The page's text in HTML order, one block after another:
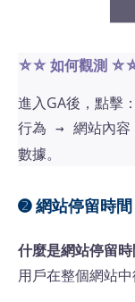
⛤⛤ 如何觀測
進入GA後，點擊：
行為 → 網站內
數據。
➋ 網站停留時
什麼是網站停留時
用戶在整個網站